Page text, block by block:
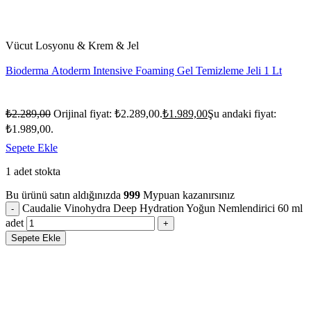
Vücut Losyonu & Krem & Jel
Bioderma Atoderm Intensive Foaming Gel Temizleme Jeli 1 Lt
₺2.289,00 Orijinal fiyat: ₺2.289,00.₺1.989,00Şu andaki fiyat:
₺1.989,00.
Sepete Ekle
1 adet stokta
Bu ürünü satın aldığınızda 999 Mypuan kazanırsınız
Caudalie Vinohydra Deep Hydration Yoğun Nemlendirici 60 ml
adet
Sepete Ekle